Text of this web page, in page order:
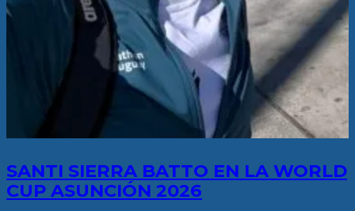
SANTI SIERRA BATTO EN LA WORLD
CUP ASUNCIÓN 2026